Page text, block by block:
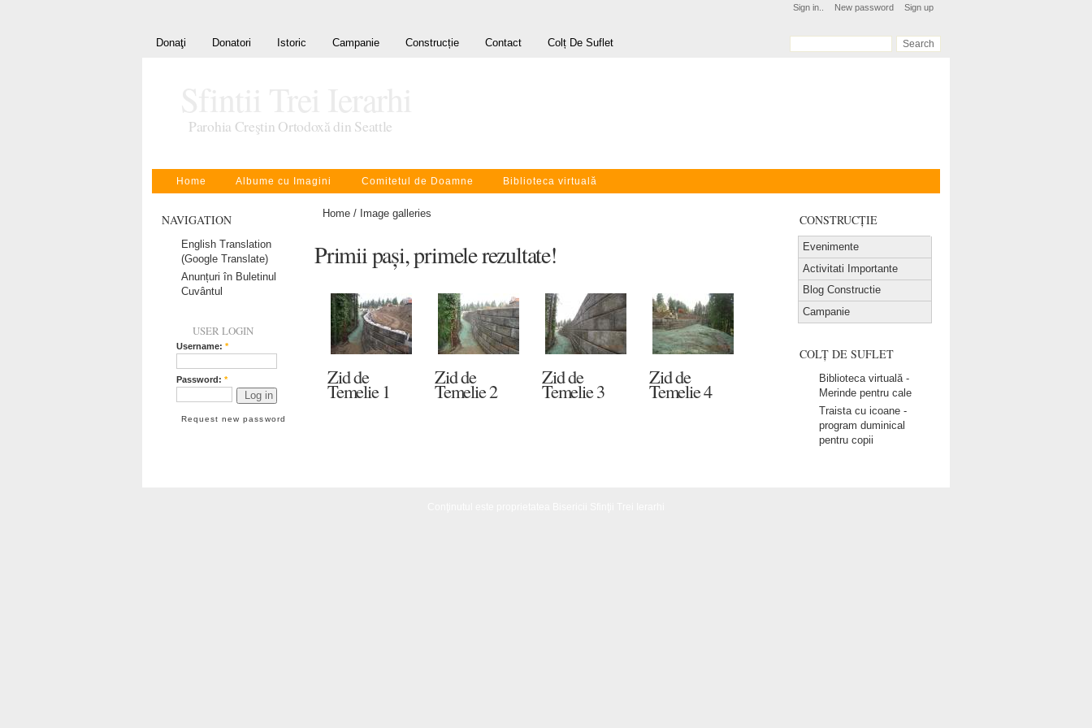
Sign in.. New password Sign up
Donaţi Donatori Istoric Campanie Construcție Contact Colț De Suflet
Parohia Creştin Ortodoxă din Seattle
Home Albume cu Imagini Comitetul de Doamne Biblioteca virtuală
NAVIGATION
English Translation
(Google Translate)
Anunțuri în Buletinul
Cuvântul
USER LOGIN
Username: *
Password: *
Request new password
Home / Image galleries
Primii pași, primele rezultate!
Zid de
Temelie 1
Zid de
Temelie 2
Zid de
Temelie 3
Zid de
Temelie 4
CONSTRUCȚIE
Evenimente
Activitati Importante
Blog Constructie
Campanie
COLȚ DE SUFLET
Biblioteca virtuală -
Merinde pentru cale
Traista cu icoane -
program duminical
pentru copii